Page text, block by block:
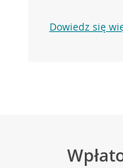
Dowiedz się